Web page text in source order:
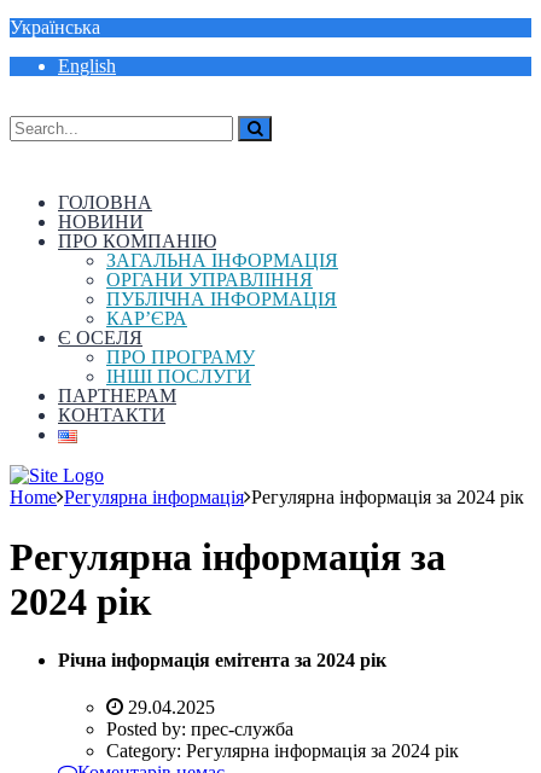
Українська
English
ГОЛОВНА
НОВИНИ
ПРО КОМПАНІЮ
ЗАГАЛЬНА ІНФОРМАЦІЯ
ОРГАНИ УПРАВЛІННЯ
ПУБЛІЧНА ІНФОРМАЦІЯ
КАР’ЄРА
Є ОСЕЛЯ
ПРО ПРОГРАМУ
ІНШІ ПОСЛУГИ
ПАРТНЕРАМ
КОНТАКТИ
Home Регулярна інформація Регулярна інформація за 2024 рік
Регулярна інформація за
2024 рік
Річна інформація емітента за 2024 рік
29.04.2025
Posted by: прес-служба
Category: Регулярна інформація за 2024 рік